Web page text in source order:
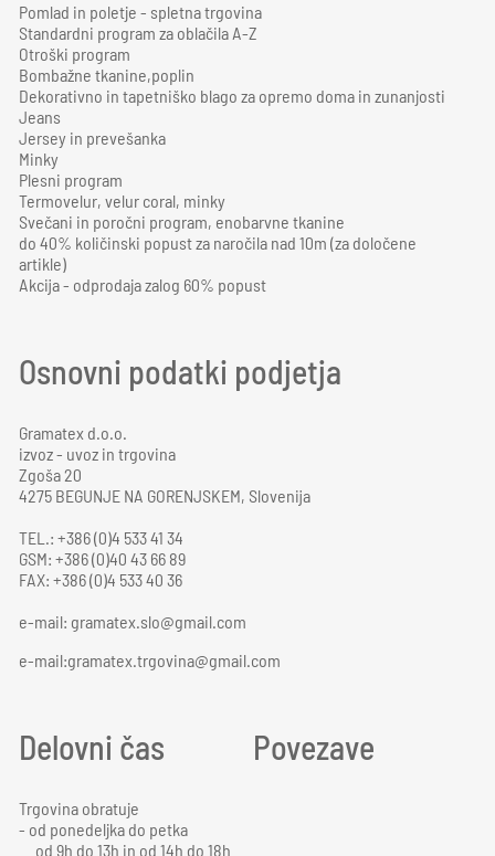
Pomlad in poletje - spletna trgovina
Standardni program za oblačila A-Z
Otroški program
Bombažne tkanine,poplin
Dekorativno in tapetniško blago za opremo doma in zunanjosti
Jeans
Jersey in prevešanka
Minky
Plesni program
Termovelur, velur coral, minky
Svečani in poročni program, enobarvne tkanine
do 40% količinski popust za naročila nad 10m (za določene
artikle)
Akcija - odprodaja zalog 60% popust
Osnovni podatki podjetja
Gramatex d.o.o.
izvoz - uvoz in trgovina
Zgoša 20
4275 BEGUNJE NA GORENJSKEM, Slovenija
TEL.: +386 (0)4 533 41 34
GSM: +386 (0)40 43 66 89
FAX: +386 (0)4 533 40 36
e-mail: gramatex.slo@gmail.com
e-mail:gramatex.trgovina@gmail.com
Delovni čas
Trgovina obratuje
- od ponedeljka do petka
od 9h do 13h in od 14h do 18h
Povezave